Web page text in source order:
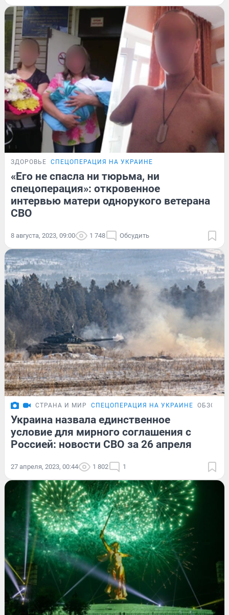
ЗДОРОВЬЕ СПЕЦОПЕРАЦИЯ НА УКРАИНЕ
«Его не спасла ни тюрьма, ни
спецоперация»: откровенное
интервью матери однорукого ветерана
СВО
8 августа, 2023, 09:00 1 748 Обсудить
СТРАНА И МИР СПЕЦОПЕРАЦИЯ НА УКРАИНЕ ОБЗОР
Украина назвала единственное
условие для мирного соглашения с
Россией: новости СВО за 26 апреля
27 апреля, 2023, 00:44 1 802 1